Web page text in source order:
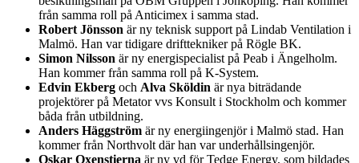
från samma roll på Anticimex i samma stad.
Robert Jönsson är ny teknisk support på Lindab Ventilation i
Malmö. Han var tidigare drifttekniker på Rögle BK.
Simon Nilsson är ny energispecialist på Peab i Ängelholm.
Han kommer från samma roll på K-System.
Edvin Ekberg och Alva Sköldin är nya biträdande
projektörer på Metator vvs Konsult i Stockholm och kommer
båda från utbildning.
Anders Häggström är ny energiingenjör i Malmö stad. Han
kommer från Northvolt där han var underhållsingenjör.
Oskar Oxenstierna är ny vd för Tedge Energy, som bildades